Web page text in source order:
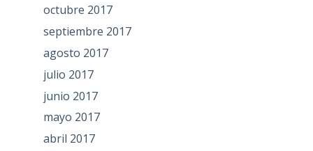
octubre 2017
septiembre 2017
agosto 2017
julio 2017
junio 2017
mayo 2017
abril 2017